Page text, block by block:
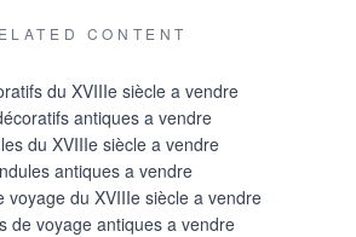
CONTENT
du XVIIIe siècle a vendre
antiques a vendre
du XVIIIe siècle a vendre
antiques a vendre
voyage du XVIIIe siècle a vendre
de voyage antiques a vendre